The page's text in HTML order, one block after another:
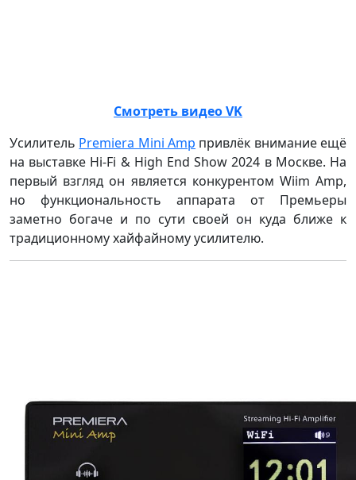
Смотреть видео VK
Усилитель Premiera Mini Amp привлёк внимание ещё
на выставке Hi-Fi & High End Show 2024 в Москве. На
первый взгляд он является конкурентом Wiim Amp,
но функциональность аппарата от Премьеры
заметно богаче и по сути своей он куда ближе к
традиционному хайфайному усилителю.